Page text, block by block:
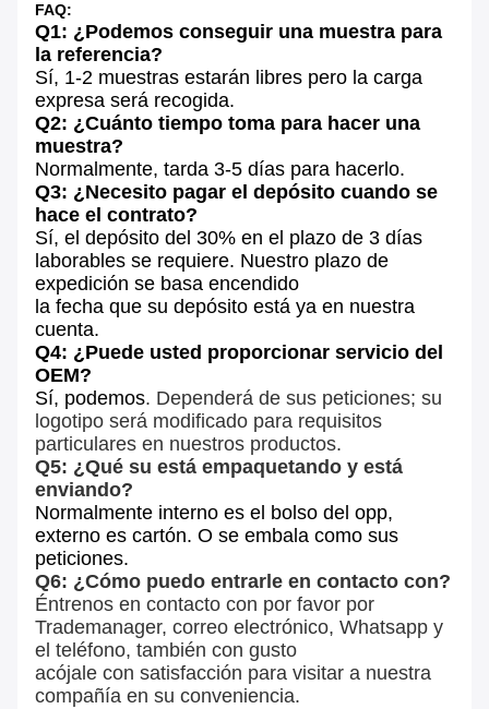
FAQ:
Q1: ¿Podemos conseguir una muestra para
la referencia?
Sí, 1-2 muestras estarán libres pero la carga
expresa será recogida.
Q2: ¿Cuánto tiempo toma para hacer una
muestra?
Normalmente, tarda 3-5 días para hacerlo.
Q3: ¿Necesito pagar el depósito cuando se
hace el contrato?
Sí, el depósito del 30% en el plazo de 3 días
laborables se requiere. Nuestro plazo de
expedición se basa encendido
la fecha que su depósito está ya en nuestra
cuenta.
Q4: ¿Puede usted proporcionar servicio del
OEM?
Sí, podemos. Dependerá de sus peticiones; su
logotipo será modificado para requisitos
particulares en nuestros productos.
Q5: ¿Qué su está empaquetando y está
enviando?
Normalmente interno es el bolso del opp,
externo es cartón. O se embala como sus
peticiones.
Q6: ¿Cómo puedo entrarle en contacto con?
Éntrenos en contacto con por favor por
Trademanager, correo electrónico, Whatsapp y
el teléfono, también con gusto
acójale con satisfacción para visitar a nuestra
compañía en su conveniencia.